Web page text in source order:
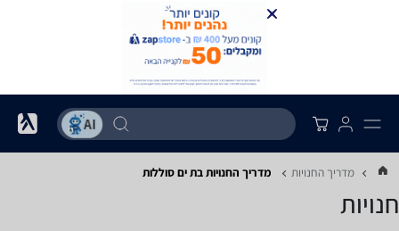
מדריך החנויות מדריך החנויות ‏בת ים ‏סוללות
חנויות